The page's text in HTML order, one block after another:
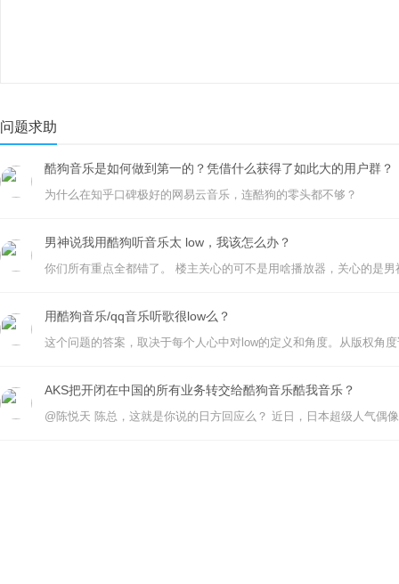
问题求助
酷狗音乐是如何做到第一的？凭借什么获得了如此大的用户群？
为什么在知乎口碑极好的网易云音乐，连酷狗的零头都不够？
男神说我用酷狗听音乐太 low，我该怎么办？
用酷狗音乐/qq音乐听歌很low么？
AKS把开闭在中国的所有业务转交给酷狗音乐酷我音乐？